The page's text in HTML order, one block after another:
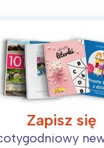
Zapisz się